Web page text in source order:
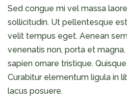
Sed congue mi vel massa
sollicitudin. Ut pellentesque
velit tempus eget. Aenean
venenatis non, porta et
sapien ornare tristique.
Curabitur elementum ligula in
lacus posuere.